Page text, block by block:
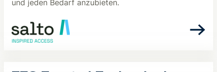
und jeden Bedarf anzubieten.